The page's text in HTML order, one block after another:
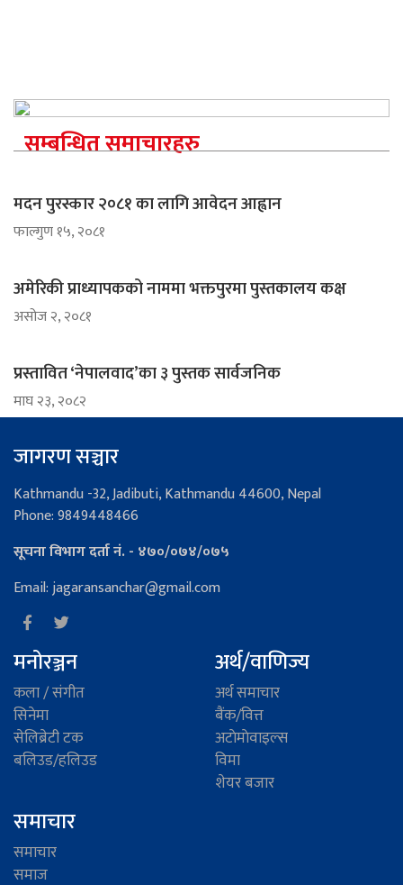
सम्बन्धित समाचारहरु
मदन पुरस्कार २०८१ का लागि आवेदन आह्वान
फाल्गुण १५, २०८१
अमेरिकी प्राध्यापकको नाममा भक्तपुरमा पुस्तकालय कक्ष
असोज २, २०८१
प्रस्तावित ‘नेपालवाद’का ३ पुस्तक सार्वजनिक
माघ २३, २०८२
जागरण सञ्चार
Kathmandu -32, Jadibuti, Kathmandu 44600, Nepal
Phone: 9849448466
सूचना विभाग दर्ता नं. - ४७०/०७४/०७५
Email: jagaransanchar@gmail.com
मनोरञ्जन
कला / संगीत
सिनेमा
सेलिब्रेटी टक
बलिउड/हलिउड
अर्थ/वाणिज्य
अर्थ समाचार
बैंक/वित्त
अटाेमाेवाइल्स
विमा
शेयर बजार
समाचार
समाचार
समाज